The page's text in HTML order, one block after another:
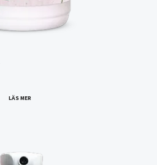
LÄS MER